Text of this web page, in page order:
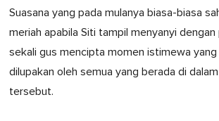
Suasana yang pada mulanya biasa-biasa
meriah apabila Siti tampil menyanyi dengan
sekali gus mencipta momen istimewa
dilupakan oleh semua yang berada di
tersebut.